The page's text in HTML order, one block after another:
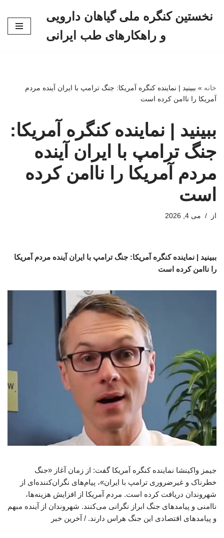
نخستین کنگره ملی گیاهان دارویی
و راهکارهای طب ایرانی
خانه » ببینید | نماینده کنگره آمریکا: جنگ ترامپ با ایران آینده مردم
آمریکا را ناامن کرده است
ببینید | نماینده کنگره آمریکا:
جنگ ترامپ با ایران آینده
مردم آمریکا را ناامن کرده
است
از می 4, 2026
ببینید | نماینده کنگره آمریکا: جنگ ترامپ با ایران آینده مردم آمریکا
را ناامن کرده است
جیمز واکینشا نماینده کنگره آمریکا گفت: از زمان آغاز «جنگ
خطرناک و غیرضروری ترامپ با ایران»، پیام‌های نگران‌کننده‌ای از
شهروندان دریافت کرده است. مردم آمریکا از افزایش هزینه‌ها،
ناامنی و پیامدهای جنگ ابراز نگرانی می‌کنند. شهروندان از آینده مبهم
و پیامدهای اقتصادی این جنگ هراس دارند. / آخرین خبر